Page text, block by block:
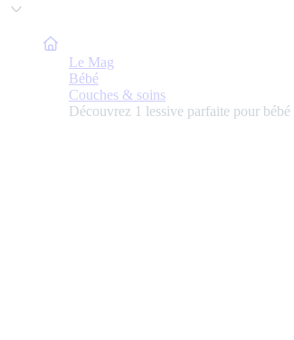
Bulle de Maman
Le Mag
Bébé
Couches & soins
Découvrez 1 lessive parfaite pour